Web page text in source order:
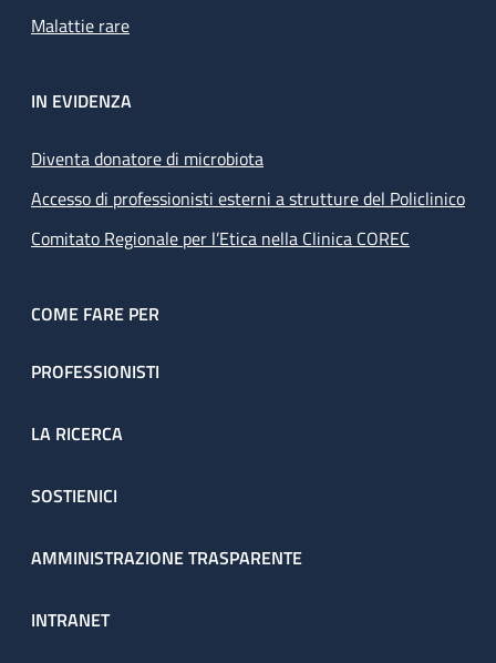
Malattie rare
IN EVIDENZA
Diventa donatore di microbiota
Accesso di professionisti esterni a strutture del Policlinico
Comitato Regionale per l’Etica nella Clinica COREC
COME FARE PER
PROFESSIONISTI
LA RICERCA
SOSTIENICI
AMMINISTRAZIONE TRASPARENTE
INTRANET